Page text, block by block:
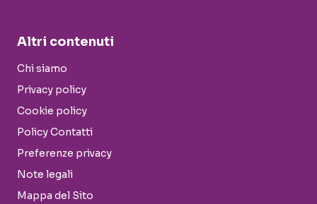
Altri contenuti
Chi siamo
Privacy policy
Cookie policy
Policy Contatti
Preferenze privacy
Note legali
Mappa del Sito